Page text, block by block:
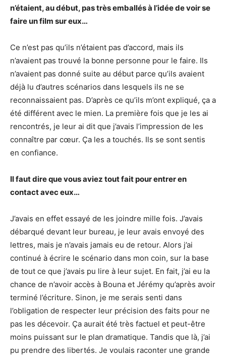
n’étaient, au début, pas très emballés à l’idée de voir se
faire un film sur eux…
Ce n’est pas qu’ils n’étaient pas d’accord, mais ils
n’avaient pas trouvé la bonne personne pour le faire. Ils
n’avaient pas donné suite au début parce qu’ils avaient
déjà lu d’autres scénarios dans lesquels ils ne se
reconnaissaient pas. D’après ce qu’ils m’ont expliqué, ça a
été différent avec le mien. La première fois que je les ai
rencontrés, je leur ai dit que j’avais l’impression de les
connaître par cœur. Ça les a touchés. Ils se sont sentis
en confiance.
Il faut dire que vous aviez tout fait pour entrer en
contact avec eux…
J’avais en effet essayé de les joindre mille fois. J’avais
débarqué devant leur bureau, je leur avais envoyé des
lettres, mais je n’avais jamais eu de retour. Alors j’ai
continué à écrire le scénario dans mon coin, sur la base
de tout ce que j’avais pu lire à leur sujet. En fait, j’ai eu la
chance de n’avoir accès à Bouna et Jérémy qu’après avoir
terminé l’écriture. Sinon, je me serais senti dans
l’obligation de respecter leur précision des faits pour ne
pas les décevoir. Ça aurait été très factuel et peut-être
moins puissant sur le plan dramatique. Tandis que là, j’ai
pu prendre des libertés. Je voulais raconter une grande